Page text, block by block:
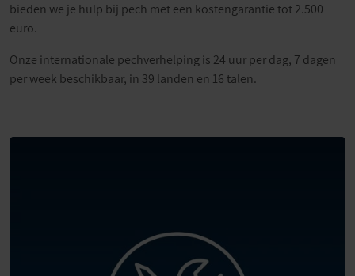
bieden we je hulp bij pech met een kostengarantie tot 2.500
euro.
Onze internationale pechverhelping is 24 uur per dag, 7 dagen
per week beschikbaar, in 39 landen en 16 talen.